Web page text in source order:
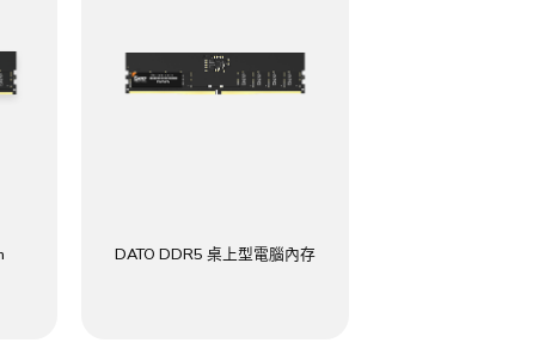
DATO DDR5 桌上型電腦內存